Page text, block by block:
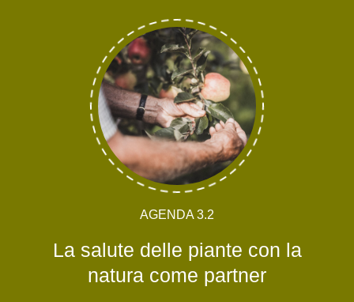
AGENDA 3.2
La salute delle piante con la
natura come partner